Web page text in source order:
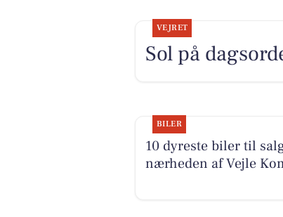
VEJRET
Sol på
BILER
10 dyreste biler til
nærheden af Vejle